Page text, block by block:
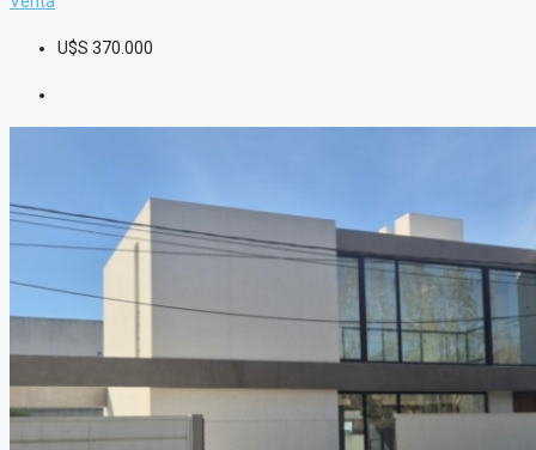
U$S 370.000